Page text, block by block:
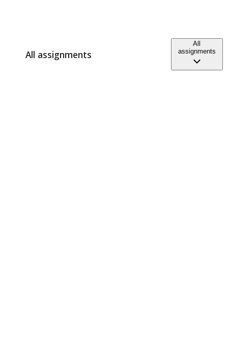
All assignments
All
assignments